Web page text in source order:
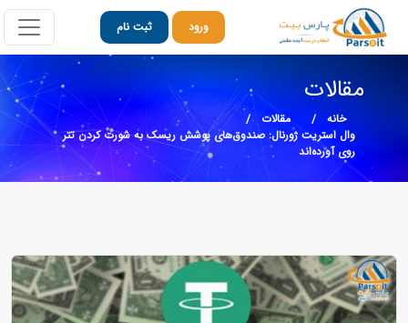
ورود ثبت نام
مقالات
خانه
مقالات
وال استریت ژورنال: صندوق‌های پوشش ریسک به شورت کردن تتر
روی آورده‌اند